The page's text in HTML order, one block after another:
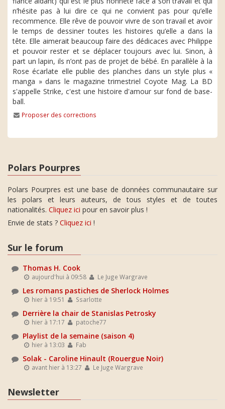
n’hésite pas à lui dire ce qui ne convient pas pour qu’elle
recommence. Elle rêve de pouvoir vivre de son travail et avoir
le temps de dessiner toutes les histoires qu’elle a dans la
tête. Elle aimerait beaucoup faire des dédicaces avec Philippe
et pouvoir rester et se déplacer toujours avec lui. Sinon, à
part un lapin, ils n’ont pas de projet de bébé. En parallèle à la
Rose écarlate elle publie des planches dans un style plus «
manga » dans le magazine trimestriel Coyote Mag. La BD
s'appelle Strike, c'est une histoire d'amour sur fond de base-
ball.
Proposer des corrections
Polars Pourpres
Polars Pourpres est une base de données communautaire sur
les polars et leurs auteurs, de tous styles et de toutes
nationalités. Cliquez ici pour en savoir plus !
Envie de stats ? Cliquez ici !
Sur le forum
Thomas H. Cook
aujourd'hui à 09:58 Le Juge Wargrave
Les romans pastiches de Sherlock Holmes
hier à 19:51 Ssarlotte
Derrière la chair de Stanislas Petrosky
hier à 17:17 patoche77
Playlist de la semaine (saison 4)
hier à 13:03 Fab
Solak - Caroline Hinault (Rouergue Noir)
avant hier à 13:27 Le Juge Wargrave
Newsletter